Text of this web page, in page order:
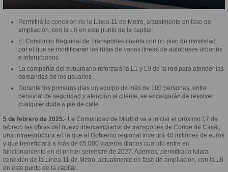
Permitirá la conexión de la Línea 11 de Metro, actualmente en fase de
ampliación, con la L6 en este punto de la capital
El Consorcio Regional de Transportes cuenta con un plan de movilidad
por el que se modificarán las rutas de varias líneas de autobuses urbanos
e interurbanos
La compañía del suburbano reforzará la L1 y L9 de la red para atender las
demandas de los usuarios
Durante los primeros días un equipo de más de 100 personas, entre
personal de seguridad y atención al cliente, se encargarán de resolver
cualquier duda a pie de calle
5 de febrero de 2025.- La Comunidad de Madrid va a iniciar el próximo 17 de
febrero las obras del nuevo intercambiador de transportes de Conde de Casal,
una infraestructura en la que el Gobierno regional invertirá 40 millones de euros
y que beneficiará a más de 65.000 viajeros diarios cuando entre en
funcionamiento en el primer semestre de 2027. Además, permitirá la futura
conexión de la Línea 11 de Metro, actualmente en fase de ampliación, con la L6
en este punto de la capital.